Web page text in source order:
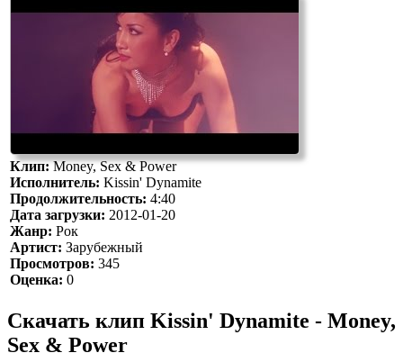
Клип:Money, Sex & Power
Исполнитель: Kissin' Dynamite
Продолжительность: 4:40
Дата загрузки: 2012-01-20
Жанр: Рок
Артист: Зарубежный
Просмотров: 345
Оценка: 0
Скачать клип Kissin' Dynamite - Money,
Sex & Power